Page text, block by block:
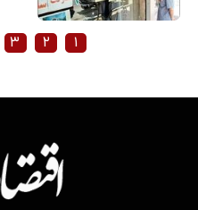
۱ ۲ ۳